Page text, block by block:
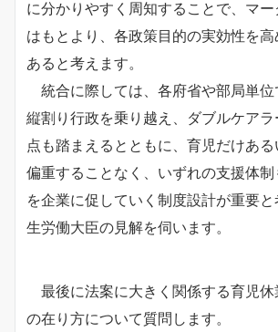
に分かりやすく周知することで、マ
はもとより、各政策目的の実効性を
あると考えます。
統合に際しては、各府省や部局単位
縦割り行政を乗り越え、ダブルケア
点も踏まえるとともに、育児だけあ
偏重することなく、いずれの支援体制
を企業に促していく制度設計が重要
生労働大臣の見解を伺います。
最後に法案に大きく関係する育児休
の在り方について質問します。